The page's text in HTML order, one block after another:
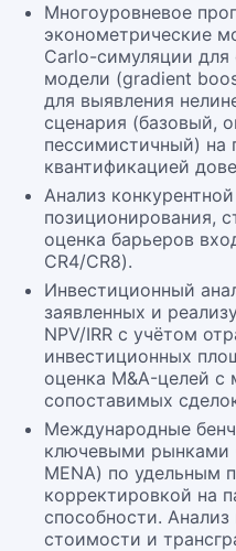
Многоуровневое
эконометрические
Carlo-симуляции для
модели (gradient
для выявления
сценария (базовый,
пессимистичный) на
квантификацией
Анализ
позиционирования,
оценка барьеров
CR4/CR8).
Инвестиционный
заявленных и
NPV/IRR с учётом
инвестиционных
оценка M&A-целей с
сопоставимых
Международные
ключевыми рынками
MENA) по удельным
корректировкой на
способности. Анализ
стоимости и